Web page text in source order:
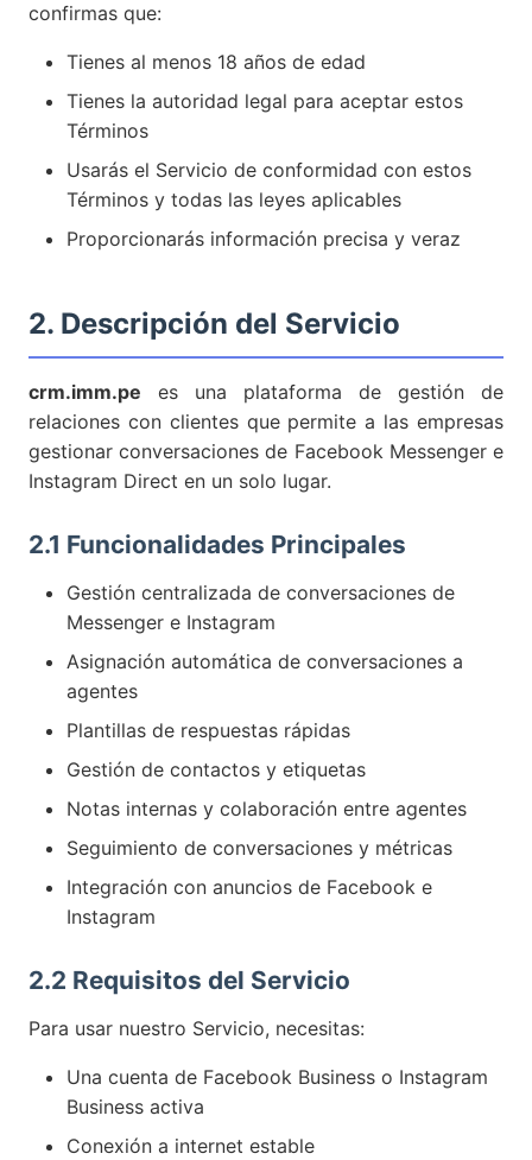
confirmas que:
Tienes al menos 18 años de edad
Tienes la autoridad legal para aceptar estos
Términos
Usarás el Servicio de conformidad con estos
Términos y todas las leyes aplicables
Proporcionarás información precisa y veraz
2. Descripción del Servicio
crm.imm.pe es una plataforma de gestión de
relaciones con clientes que permite a las empresas
gestionar conversaciones de Facebook Messenger e
Instagram Direct en un solo lugar.
2.1 Funcionalidades Principales
Gestión centralizada de conversaciones de
Messenger e Instagram
Asignación automática de conversaciones a
agentes
Plantillas de respuestas rápidas
Gestión de contactos y etiquetas
Notas internas y colaboración entre agentes
Seguimiento de conversaciones y métricas
Integración con anuncios de Facebook e
Instagram
2.2 Requisitos del Servicio
Para usar nuestro Servicio, necesitas:
Una cuenta de Facebook Business o Instagram
Business activa
Conexión a internet estable